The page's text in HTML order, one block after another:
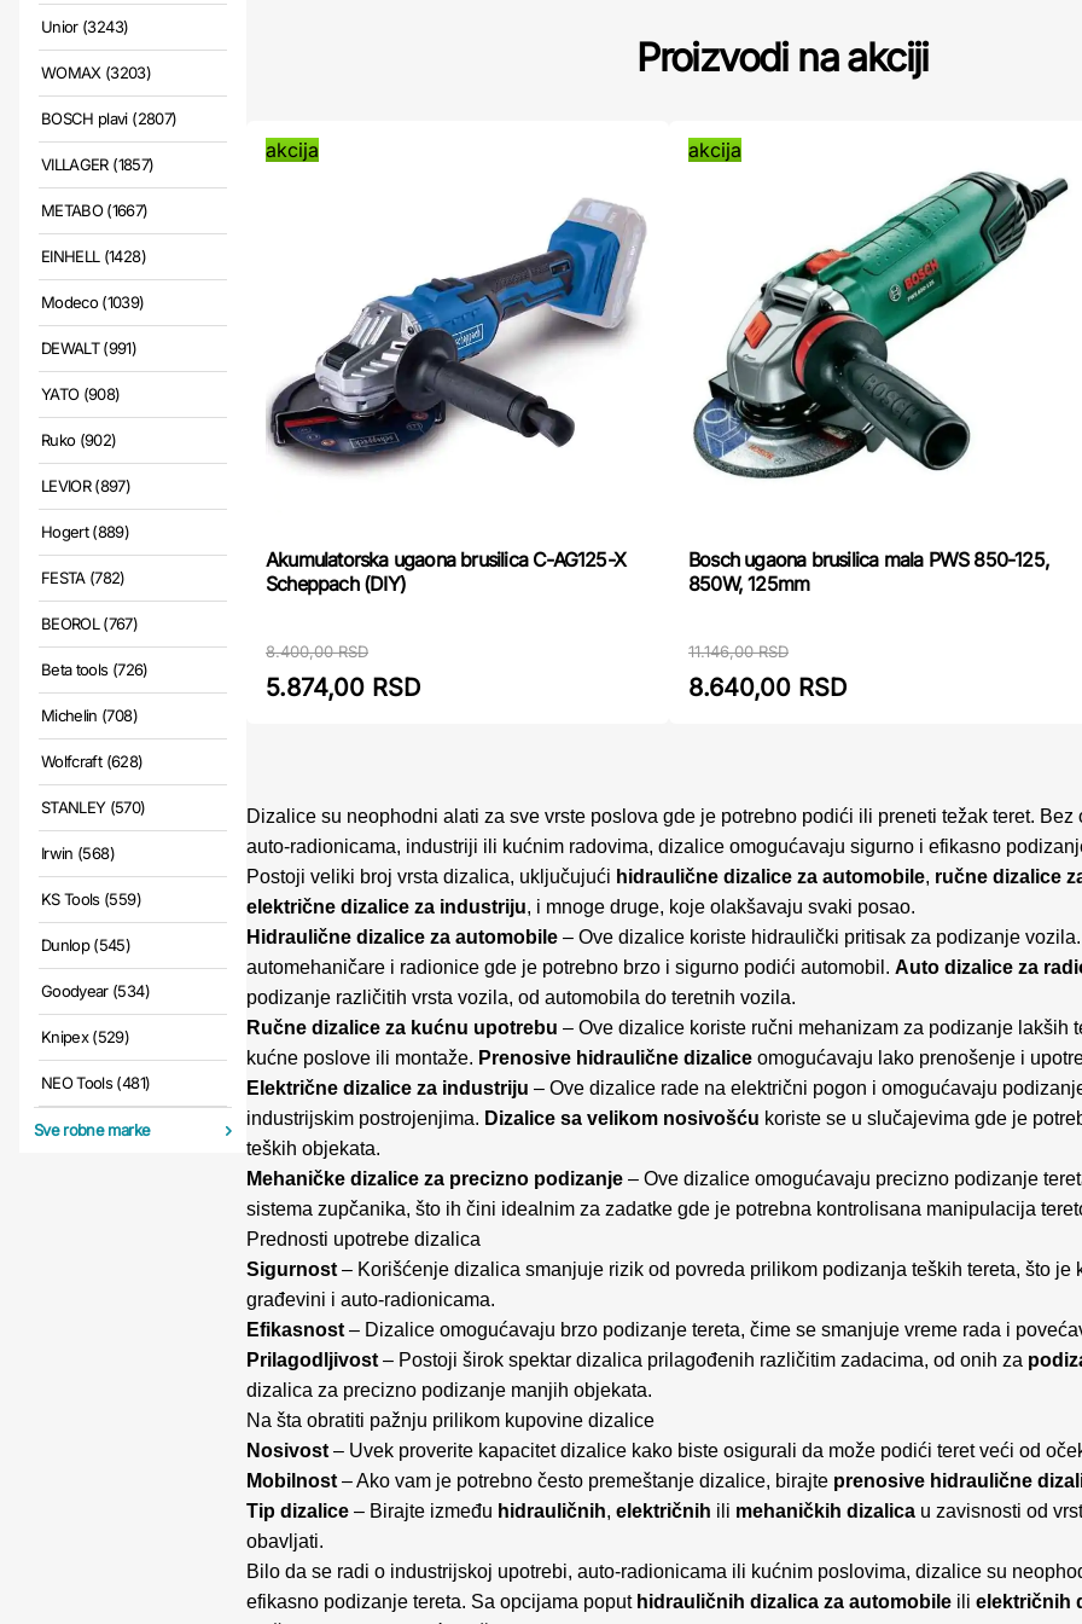
Unior (3243)
WOMAX (3203)
BOSCH plavi (2807)
VILLAGER (1857)
METABO (1667)
EINHELL (1428)
Modeco (1039)
DEWALT (991)
YATO (908)
Ruko (902)
LEVIOR (897)
Hogert (889)
FESTA (782)
BEOROL (767)
Beta tools (726)
Michelin (708)
Wolfcraft (628)
STANLEY (570)
Irwin (568)
KS Tools (559)
Dunlop (545)
Goodyear (534)
Knipex (529)
NEO Tools (481)
Sve robne marke
Proizvodi na akciji
akcija
Akumulatorska ugaona brusilica C-AG125-X
Scheppach (DIY)
8.400,00 RSD
5.874,00 RSD
akcija
Bosch ugaona brusilica mala PWS 850-125,
850W, 125mm
11.146,00 RSD
8.640,00 RSD
Dizalice su neophodni alati za sve vrste poslova gde je potrebno podići ili preneti težak teret. Bez
auto-radionicama, industriji ili kućnim radovima, dizalice omogućavaju sigurno i efikasno
Postoji veliki broj vrsta dizalica, uključujući hidraulične dizalice za automobile, ručne dizalice
električne dizalice za industriju, i mnoge druge, koje olakšavaju svaki posao.
Hidraulične dizalice za automobile – Ove dizalice koriste hidraulički pritisak za podizanje
automehaničare i radionice gde je potrebno brzo i sigurno podići automobil. Auto dizalice za
podizanje različitih vrsta vozila, od automobila do teretnih vozila.
Ručne dizalice za kućnu upotrebu – Ove dizalice koriste ručni mehanizam za podizanje lakših
kućne poslove ili montaže. Prenosive hidraulične dizalice omogućavaju lako prenošenje i
Električne dizalice za industriju – Ove dizalice rade na električni pogon i omogućavaju
industrijskim postrojenjima. Dizalice sa velikom nosivošću koriste se u slučajevima gde je
teških objekata.
Mehaničke dizalice za precizno podizanje – Ove dizalice omogućavaju precizno podizanje
sistema zupčanika, što ih čini idealnim za zadatke gde je potrebna kontrolisana manipulacija
Prednosti upotrebe dizalica
Sigurnost – Korišćenje dizalica smanjuje rizik od povreda prilikom podizanja teških tereta, što je
građevini i auto-radionicama.
Efikasnost – Dizalice omogućavaju brzo podizanje tereta, čime se smanjuje vreme rada i
Prilagodljivost – Postoji širok spektar dizalica prilagođenih različitim zadacima, od onih za
dizalica za precizno podizanje manjih objekata.
Na šta obratiti pažnju prilikom kupovine dizalice
Nosivost – Uvek proverite kapacitet dizalice kako biste osigurali da može podići teret veći od
Mobilnost – Ako vam je potrebno često premeštanje dizalice, birajte prenosive hidraulične
Tip dizalice – Birajte između hidrauličnih, električnih ili mehaničkih dizalica u zavisnosti od
obavljati.
Bilo da se radi o industrijskoj upotrebi, auto-radionicama ili kućnim poslovima, dizalice su
efikasno podizanje tereta. Sa opcijama poput hidrauličnih dizalica za automobile ili električnih